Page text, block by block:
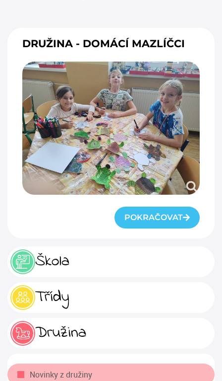
Škola
Třídy
Družina
Novinky z družiny
DRUŽINA - DOMÁCÍ MAZLÍČCI
POKRAČOVAT